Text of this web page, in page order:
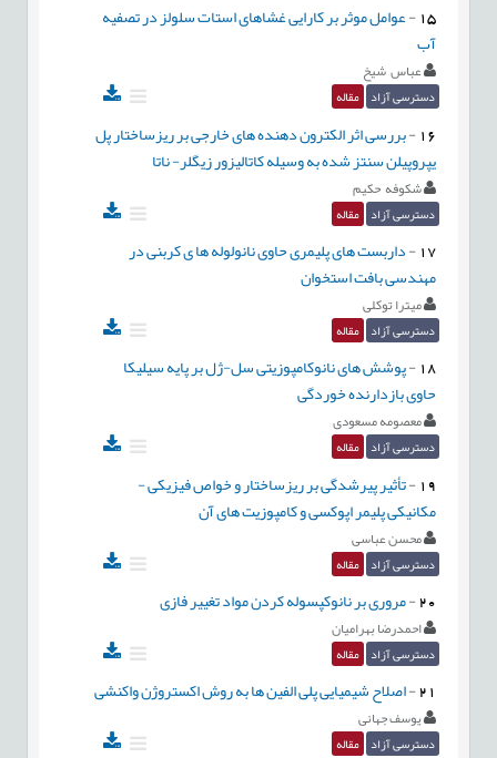
15
-عوامل موثر بر کارایی غشاهای استات سلولز در تصفیه
آب
عباس شيخ
دسترسی آزاد مقاله
16
-بررسی اثر الکترون دهنده های خارجی بر ریزساختار پل
یپروپیلن سنتز شده به وسیله کاتالیزور زیگلر- ناتا
شکوفه حکیم
دسترسی آزاد مقاله
17
-داربست های پلیمری حاوی نانولوله ها ی کربنی در
مهندسی بافت استخوان
میترا توکلی
دسترسی آزاد مقاله
18
-پوشش های نانوکامپوزیتی سل-ژل بر پایه سیلیکا
حاوی بازدارنده خوردگی
معصومه مسعودی
دسترسی آزاد مقاله
19
-تأثیر پیرشدگی بر ریزساختار و خواص فیزیکی -
مکانیکی پلیمر اپوکسی و کامپوزیت های آن
محسن عباسی
دسترسی آزاد مقاله
20
-مروری بر نانوکپسوله کردن مواد تغییر فازی
احمدرضا بهرامیان
دسترسی آزاد مقاله
21
-اصلاح شیمیایی پلی الفین ها به روش اکستروژن واکنشی
یوسف جهانی
دسترسی آزاد مقاله